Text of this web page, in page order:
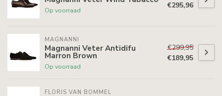
Op voorraad
€295,96
MAGNANNI
Magnanni Veter Antidifu
Marron Brown
Op voorraad
€299,95
€189,95
FLORIS VAN BOMMEL